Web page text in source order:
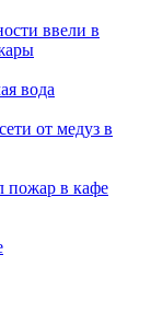
ввели в
вода
от медуз в
пожар в кафе